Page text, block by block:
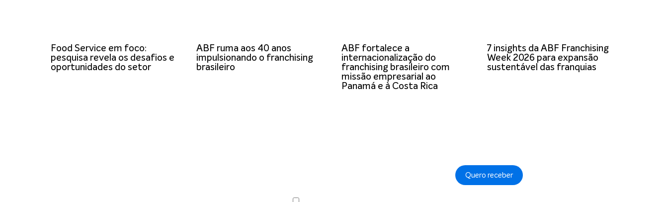
Food Service em foco:
pesquisa revela os desafios e
oportunidades do setor
ABF ruma aos 40 anos
impulsionando o franchising
brasileiro
ABF fortalece a
internacionalização do
franchising brasileiro com
missão empresarial ao
Panamá e à Costa Rica
7 insights da ABF Franchising
Week 2026 para expansão
sustentável das franquias
Quero receber